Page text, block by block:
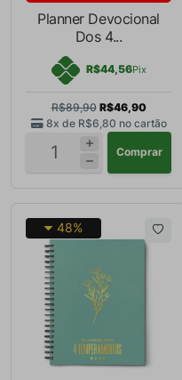
Planner Devocional
Dos 4...
R$44,56Pix
R$89,90 R$46,90
8x de R$6,80 no cartão
Comprar
48%